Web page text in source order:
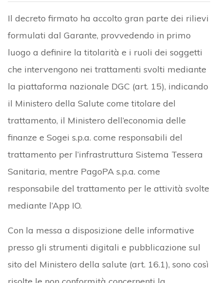
Il decreto firmato ha accolto gran parte dei rilievi
formulati dal Garante, provvedendo in primo
luogo a definire la titolarità e i ruoli dei soggetti
che intervengono nei trattamenti svolti mediante
la piattaforma nazionale DGC (art. 15), indicando
il Ministero della Salute come titolare del
trattamento, il Ministero dell’economia delle
finanze e Sogei s.p.a. come responsabili del
trattamento per l’infrastruttura Sistema Tessera
Sanitaria, mentre PagoPA s.p.a. come
responsabile del trattamento per le attività svolte
mediante l’App IO.
Con la messa a disposizione delle informative
presso gli strumenti digitali e pubblicazione sul
sito del Ministero della salute (art. 16.1), sono così